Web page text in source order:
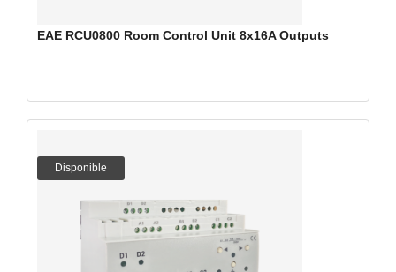
EAE RCU0800 Room Control Unit 8x16A Outputs
Disponible